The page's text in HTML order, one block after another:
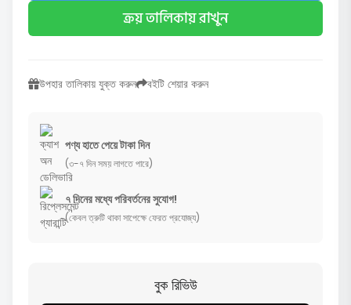
ক্রয় তালিকায় রাখুন
উপহার তালিকায় যুক্ত করুন বইটি শেয়ার করুন
পণ্য হাতে পেয়ে টাকা দিন
(৩-৭ দিন সময় লাগতে পারে)
৭ দিনের মধ্যে পরিবর্তনের সুযোগ!
(কেবল ত্রুটি থাকা সাপেক্ষে ফেরত প্রযোজ্য)
বুক রিভিউ